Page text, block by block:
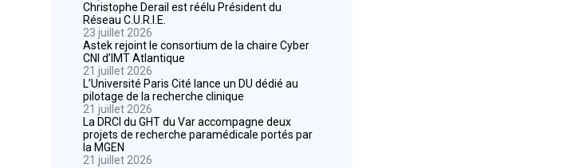
Christophe Derail est réélu Président du
Réseau C.U.R.I.E.
23 juillet 2026
Astek rejoint le consortium de la chaire Cyber
CNI d’IMT Atlantique
21 juillet 2026
L’Université Paris Cité lance un DU dédié au
pilotage de la recherche clinique
21 juillet 2026
La DRCI du GHT du Var accompagne deux
projets de recherche paramédicale portés par
la MGEN
21 juillet 2026